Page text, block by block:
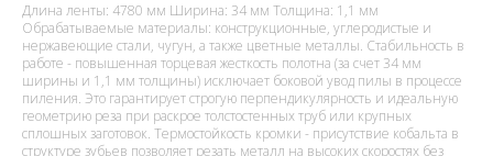
Длина ленты: 4780 мм Ширина: 34 мм Толщина: 1,1 мм
Обрабатываемые материалы: конструкционные, углеродистые и
нержавеющие стали, чугун, а также цветные металлы. Стабильность в
работе - повышенная торцевая жесткость полотна (за счет 34 мм
ширины и 1,1 мм толщины) исключает боковой увод пилы в процессе
пиления. Это гарантирует строгую перпендикулярность и идеальную
геометрию реза при раскрое толстостенных труб или крупных
сплошных заготовок. Термостойкость кромки - присутствие кобальта в
структуре зубьев позволяет резать металл на высоких скоростях без